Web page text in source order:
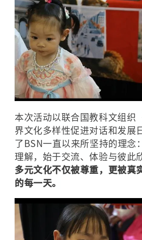
本次活动以联合国教科文组织
界文化多样性促进对话和发
了BSN一直以来所坚持的理念
理解，始于交流、体验与彼此
多元文化不仅被尊重，更被真
的每一天。